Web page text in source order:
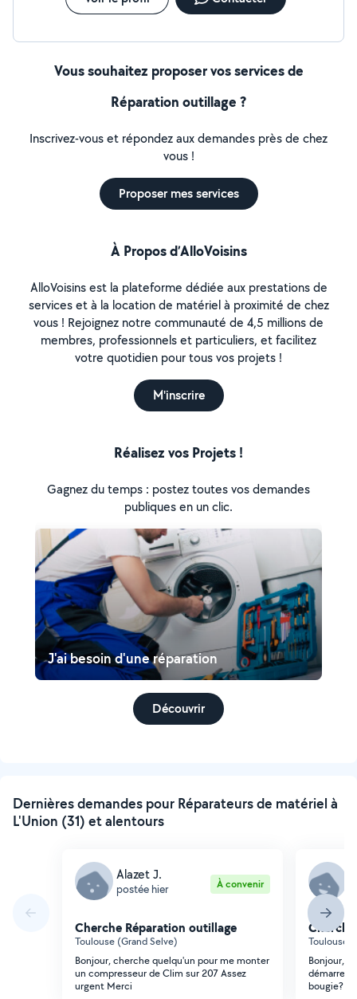
Vous souhaitez proposer vos services de
Réparation outillage ?
Inscrivez-vous et répondez aux demandes près de chez
vous !
Proposer mes services
À Propos d’AlloVoisins
AlloVoisins est la plateforme dédiée aux prestations de
services et à la location de matériel à proximité de chez
vous ! Rejoignez notre communauté de 4,5 millions de
membres, professionnels et particuliers, et facilitez
votre quotidien pour tous vos projets !
M'inscrire
Réalisez vos Projets !
Gagnez du temps : postez toutes vos demandes
publiques en un clic.
J'ai besoin d'une réparation
Découvrir
Dernières demandes pour Réparateurs de matériel à
L'Union (31) et alentours
Alazet J.
postée hier À convenir
Cherche Réparation outillage
Toulouse (Grand Selve)
Bonjour, cherche quelqu'un pour me monter
un compresseur de Clim sur 207 Assez
urgent Merci
Toulouse
Bonjour,
démarre
bougie?